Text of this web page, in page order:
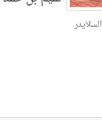
السلايدر